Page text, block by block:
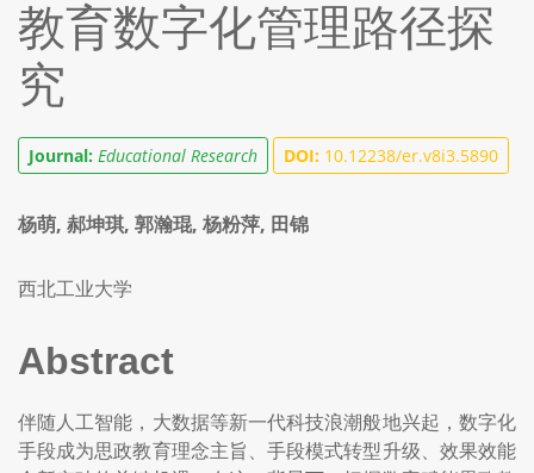
教育数字化管理路径探
究
Journal: Educational Research DOI: 10.12238/er.v8i3.5890
杨萌, 郝坤琪, 郭瀚琨, 杨粉萍, 田锦
西北工业大学
Abstract
伴随人工智能，大数据等新一代科技浪潮般地兴起，数字化
手段成为思政教育理念主旨、手段模式转型升级、效果效能